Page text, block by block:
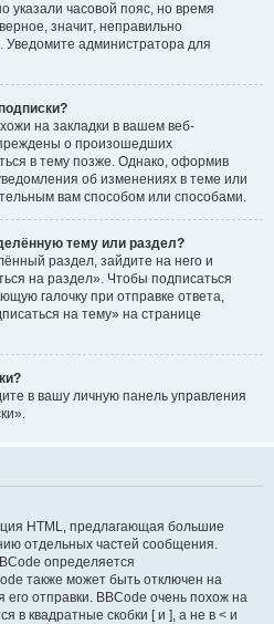
указали часовой пояс, но время
значит, неправильно
Уведомите администратора для
на закладки в вашем веб-
о произошедших
в тему позже. Однако, оформив
об изменениях в теме или
вам способом или способами.
тему или раздел?
раздел, зайдите на него и
на раздел». Чтобы подписаться
галочку при отправке ответа,
на тему» на странице
в вашу личную панель управления
HTML, предлагающая большие
отдельных частей сообщения.
определяется
также может быть отключен на
отправки. BBCode очень похож на
в квадратные скобки [ и ], а не в < и